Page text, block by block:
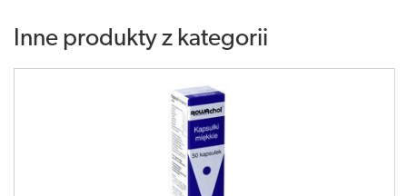
Inne produkty z kategorii